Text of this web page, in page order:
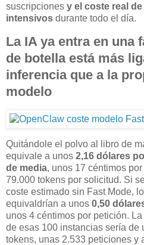
suscripciones y el coste real
intensivos durante todo el día.
La IA ya entra en una
de botella está más
inferencia que a la
modelo
Quitándole el polvo al libro de
equivale a unos 2,16 dólares
de media, unos 17 céntimos
79.000 tokens por solicitud. Si
coste estimado sin Fast Mode,
equivaldrían a unos 0,50
unos 4 céntimos por petición.
de esas 100 instancias sería de
tokens, unas 2.533 peticiones y